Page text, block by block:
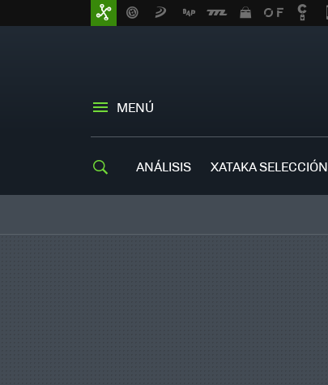
MENÚ
ANÁLISIS XATAKA SELECCIÓN